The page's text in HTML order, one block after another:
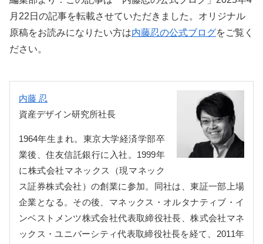
月22日の記事を転載させていただきました。オリジナル
原稿をお読みになりたい方は内藤忍の公式ブログをご覧く
ださい。
内藤 忍
資産デザイン研究所社長
1964年生まれ。東京大学経済学部卒
業後、住友信託銀行に入社。1999年
に株式会社マネックス（現マネック
ス証券株式会社）の創業に参加。同社は、東証一部上場
企業となる。その後、マネックス・オルタナティブ・イ
ンベストメンツ株式会社代表取締役社長、株式会社マネ
ックス・ユニバーシティ代表取締役社長を経て、2011年